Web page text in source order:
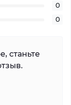
0
0
станьте